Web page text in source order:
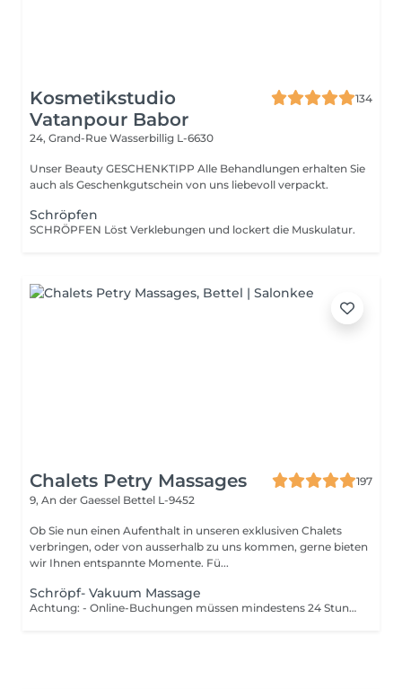
Kosmetikstudio
Vatanpour Babor
134
24, Grand-Rue Wasserbillig L-6630
Unser Beauty GESCHENKTIPP Alle Behandlungen erhalten Sie
auch als Geschenkgutschein von uns liebevoll verpackt.
Schröpfen
SCHRÖPFEN Löst Verklebungen und lockert die Muskulatur.
Chalets Petry Massages
197
9, An der Gaessel Bettel L-9452
Ob Sie nun einen Aufenthalt in unseren exklusiven Chalets
verbringen, oder von ausserhalb zu uns kommen, gerne bieten
wir Ihnen entspannte Momente. Fü...
Schröpf- Vakuum Massage
Achtung: - Online-Buchungen müssen mindestens 24 Stunden im Voraus getätigt werden. - Sollten Sie gerne weniger als 24 Stunden im Voraus eine Massage buchen, dann wählen Sie bitte die Nummer +49 173 390 20 62. - Sollten Sie die Massage absagen müssen, bitten wir Sie dies mindestens 24 Stunden im Voraus zu tun, da wir ansonsten 70 % des Preises der Massage berechnen müssen. - Mitarbeiter und Zeiten können nach Absprache mit Ihnen geändert werden. Massage mit basischem Öl, die die Muskulatur lockert und Blockaden löst. Teile des Körpers werden mit einer Vakuummassagetechnik behandelt. Der pulsierenden Unterdruck regt die Körperpartien an zu entsäuern und zu entgiften. Ihre Beine ruhen in einem warmen Basenwickel der die Entsäuerung anregt.